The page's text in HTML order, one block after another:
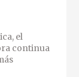
el
continua